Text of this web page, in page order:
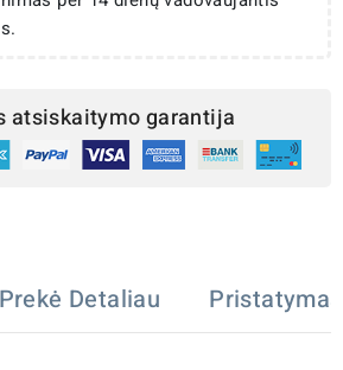
atsiskaitymo garantija
Prekė Detaliau Pristatymas